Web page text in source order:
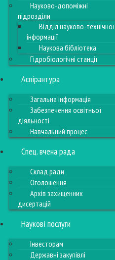
Науково-допоміжні
підрозділи
Відділ науково-технічної
інформації
Наукова бібліотека
Гідробіологічні станції
Аспірантура
Загальна інформація
Забезпечення освітньої
діяльності
Навчальний процес
Спец. вчена рада
Склад ради
Оголошення
Архів захищенних
дисертацій
Наукові послуги
Інвесторам
Державні закупівлі